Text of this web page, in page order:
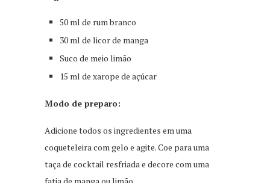
50 ml de rum branco
30 ml de licor de manga
Suco de meio limão
15 ml de xarope de açúcar
Modo de preparo:
Adicione todos os ingredientes em uma
coqueteleira com gelo e agite. Coe para uma
taça de cocktail resfriada e decore com uma
fatia de manga ou limão.